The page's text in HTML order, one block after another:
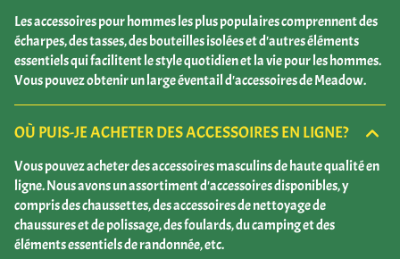
Les accessoires pour hommes les plus populaires comprennent des
écharpes, des tasses, des bouteilles isolées et d'autres éléments
essentiels qui facilitent le style quotidien et la vie pour les hommes.
Vous pouvez obtenir un large éventail d'accessoires de Meadow.
OÙ PUIS-JE ACHETER DES ACCESSOIRES EN LIGNE?
Vous pouvez acheter des accessoires masculins de haute qualité en
ligne. Nous avons un assortiment d'accessoires disponibles, y
compris des chaussettes, des accessoires de nettoyage de
chaussures et de polissage, des foulards, du camping et des
éléments essentiels de randonnée, etc.